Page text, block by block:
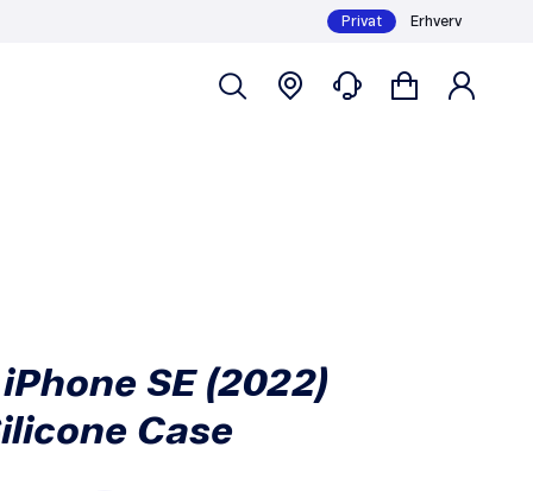
Privat Erhverv
SE (2022)
Case